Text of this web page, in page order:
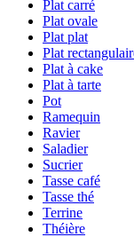
Plat carré
Plat ovale
Plat plat
Plat
Plat à cake
Plat à tarte
Pot
Ramequin
Ravier
Saladier
Sucrier
Tasse café
Tasse thé
Terrine
Théière